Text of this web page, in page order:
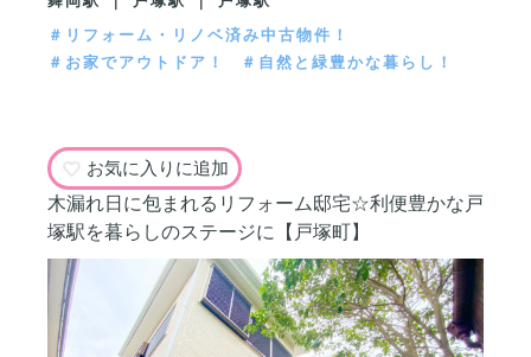
＃リフォーム・リノベ済み中古物件！
＃お家でアウトドア！
＃自然と緑豊かな暮らし！
お気に入りに追加
木漏れ日に包まれるリフォーム邸宅☆利便豊かな戸
塚駅を暮らしのステージに【戸塚町】